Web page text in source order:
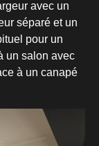
avec un
séparé et un
pour un
un salon avec
à un canapé